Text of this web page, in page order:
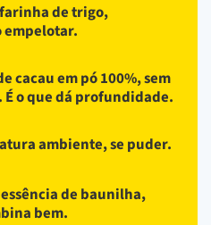
de trigo,
empelotar.
cacau em pó 100%, sem
o que dá profundidade.
ambiente, se puder.
de baunilha,
bem.